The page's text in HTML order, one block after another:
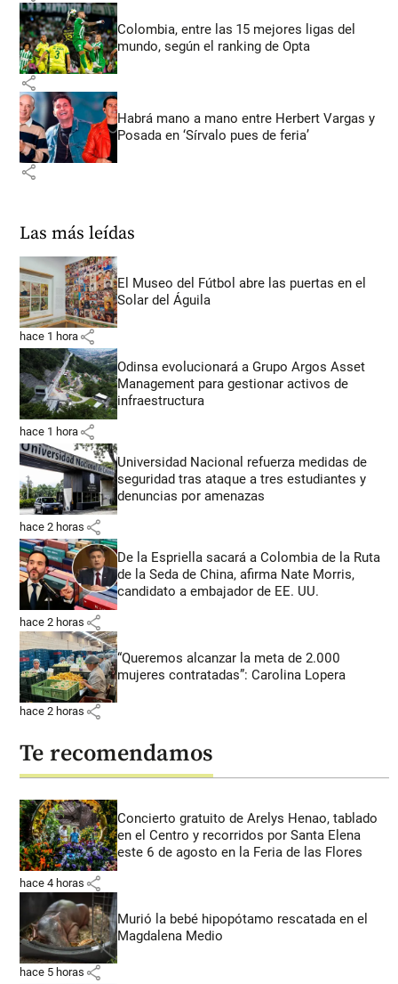
Colombia, entre las 15 mejores ligas del
mundo, según el ranking de Opta
share
Habrá mano a mano entre Herbert Vargas y
Posada en ‘Sírvalo pues de feria’
share
Las más leídas
El Museo del Fútbol abre las puertas en el
Solar del Águila
hace 1 hora share
Odinsa evolucionará a Grupo Argos Asset
Management para gestionar activos de
infraestructura
hace 1 hora share
Universidad Nacional refuerza medidas de
seguridad tras ataque a tres estudiantes y
denuncias por amenazas
hace 2 horas share
De la Espriella sacará a Colombia de la Ruta
de la Seda de China, afirma Nate Morris,
candidato a embajador de EE. UU.
hace 2 horas share
“Queremos alcanzar la meta de 2.000
mujeres contratadas”: Carolina Lopera
hace 2 horas share
Te recomendamos
Concierto gratuito de Arelys Henao, tablado
en el Centro y recorridos por Santa Elena
este 6 de agosto en la Feria de las Flores
hace 4 horas share
Murió la bebé hipopótamo rescatada en el
Magdalena Medio
hace 5 horas share